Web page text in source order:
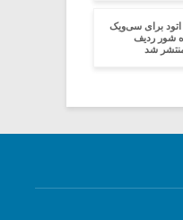
برای سی‌ویک
شور ردیف
منتشر شد